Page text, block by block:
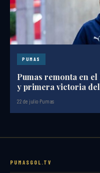
PUMAS
Pumas remonta en
y primera victoria
22 de julio·Pumas
PUMASGOL.TV